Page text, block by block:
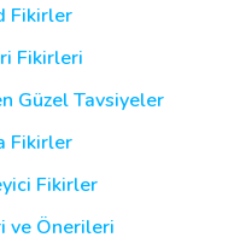
Fikirler
Fikirleri
Güzel Tavsiyeler
Fikirler
Fikirler
ve Önerileri